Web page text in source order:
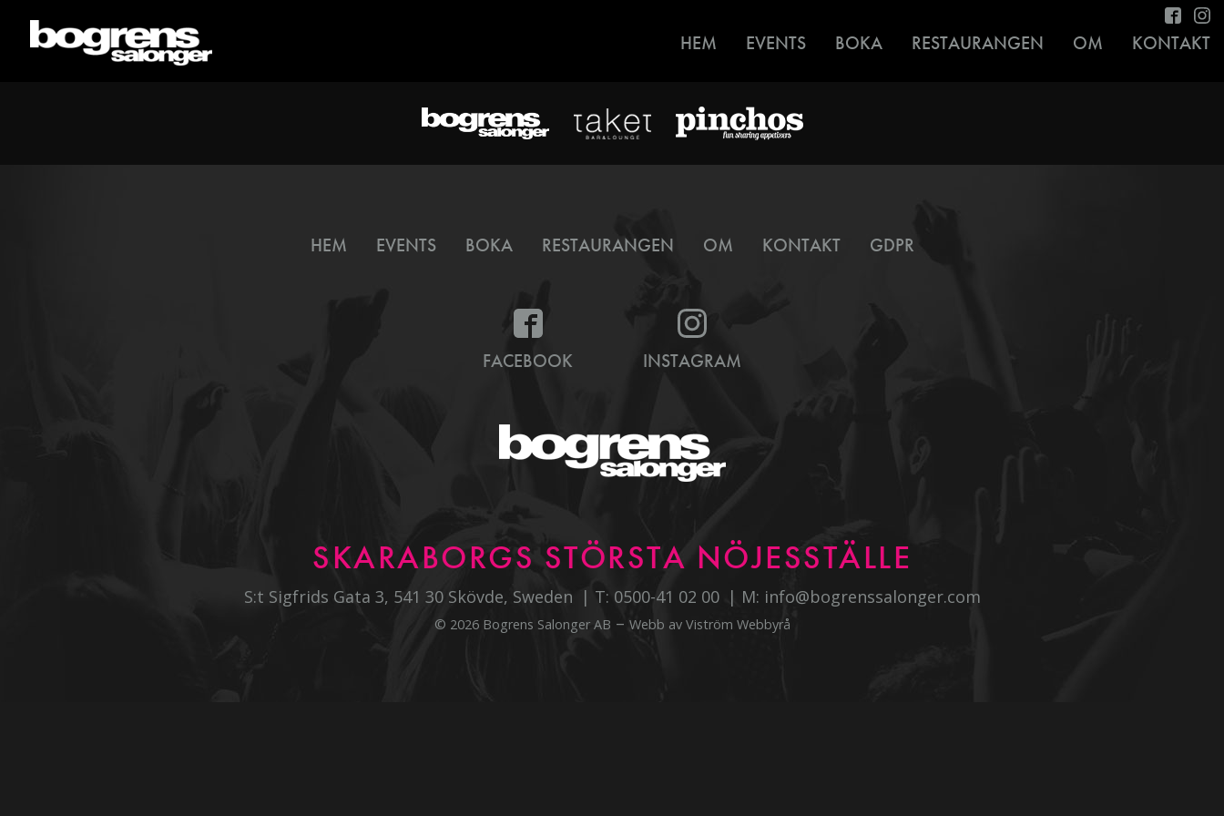
HEM EVENTS BOKA RESTAURANGEN OM KONTAKT
HEM EVENTS BOKA RESTAURANGEN OM KONTAKT GDPR
FACEBOOK INSTAGRAM
SKARABORGS STÖRSTA NÖJESSTÄLLE
S:t Sigfrids Gata 3, 541 30 Skövde, Sweden T: 0500-41 02 00 M: info@bogrenssalonger.com
© 2026 Bogrens Salonger AB – Webb av Viström Webbyrå